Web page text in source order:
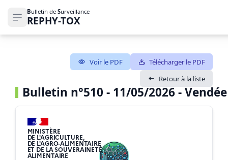
Ouvrir le menu de navigation
Bulletin de Surveillance
REPHY-TOX
Bulletin n°510 - 11/05/2026 -
Voir le PDF
Télécharger le PDF
Retour à la liste
MINISTÈRE
DE L'AGRICULTURE,
DE L'AGRO-ALIMENTAIRE
ET DE LA SOUVERAINETÉ
ALIMENTAIRE